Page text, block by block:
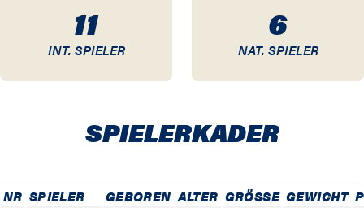
11
INT. SPIELER
6
NAT. SPIELER
SPIELER­KADER
NR SPIELER GEBOREN ALTER GRÖSSE GEWICHT